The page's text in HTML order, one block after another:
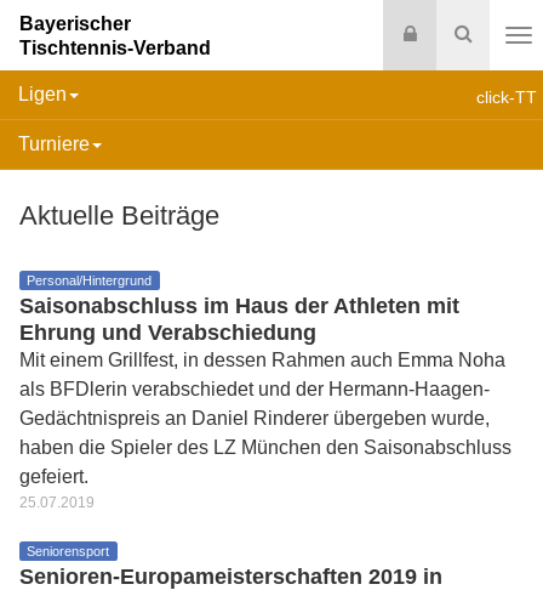
Suche
Login
Bayerischer
Tischtennis-Verband
click-TT
Ligen
Turniere
Aktuelle Beiträge
Personal/Hintergrund
Saisonabschluss im Haus der Athleten mit
Ehrung und Verabschiedung
Mit einem Grillfest, in dessen Rahmen auch Emma Noha
als BFDlerin verabschiedet und der Hermann-Haagen-
Gedächtnispreis an Daniel Rinderer übergeben wurde,
haben die Spieler des LZ München den Saisonabschluss
gefeiert.
25.07.2019
Seniorensport
Senioren-Europameisterschaften 2019 in